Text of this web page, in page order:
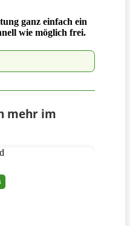
ganz einfach ein
wie möglich frei.
mehr im